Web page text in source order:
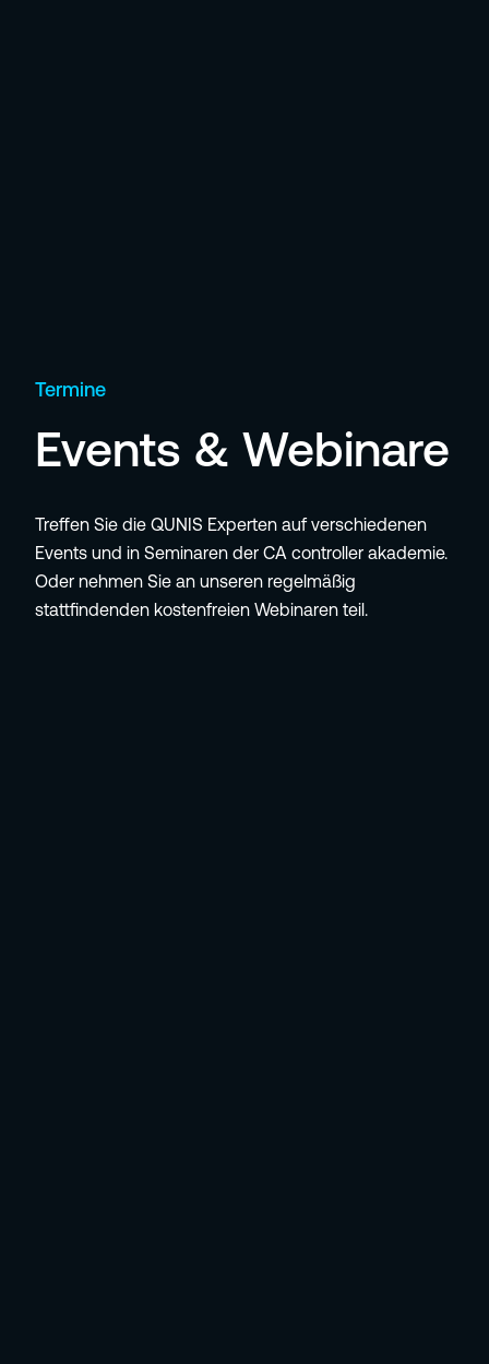
Termine
Events & Webinare
Treffen Sie die QUNIS Experten auf verschiedenen
Events und in Seminaren der CA controller akademie.
Oder nehmen Sie an unseren regelmäßig
stattfindenden kostenfreien Webinaren teil.